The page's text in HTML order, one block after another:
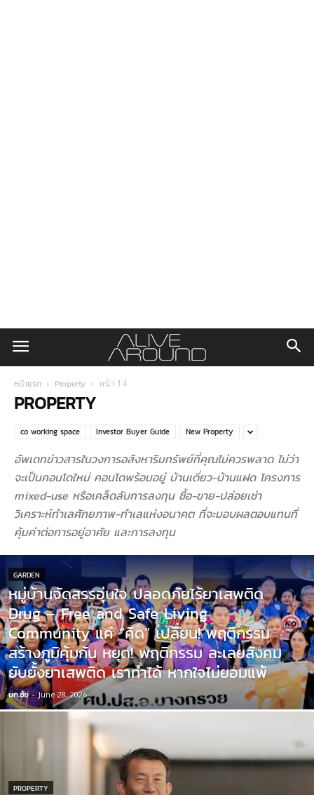
หน้าแรก Property หน้า 14
PROPERTY
co working space Investor Buyer Guide New Property
อัพเดทข่าวสารในวงการอสังหาริมทรัพย์ที่คุณไม่ควรพลาด ไม่ว่า
จะเป็นคอนโดใหม่ คอนโดพร้อมอยู่ บ้านเดี่ยว-บ้านแฝด โครงการ
mixed-use หรือเคล็ดลับการลงทุน ซื้อ-ขาย-ปล่อยเช่า
วิเคราะห์ทำเลศักยภาพ-ทำเลแห่งอนาคต ที่จะมอบผลตอบแทนที่
คุ้มค่าต่อการอยู่อาศัย และการลงทุน
GARDEN
หมู่บ้านจัดสรรอุ่นใจ ปลอดภัยไร้ยาเสพติด
Drug – Free and Safe Living
Community แค่ “คิด” เปลี่ยน! พฤติกรรม
สร้างภูมิคุ้มกัน หยุด! พฤติกรรม ละเลยสังคม
ยับยั้งยาเสพติด เราทำได้ หากใจไม่ยอมแพ้
บก.ชัย - June 28, 2026
PROPERTY